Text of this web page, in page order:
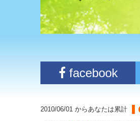
facebook
2010/06/01 からあなたは累計